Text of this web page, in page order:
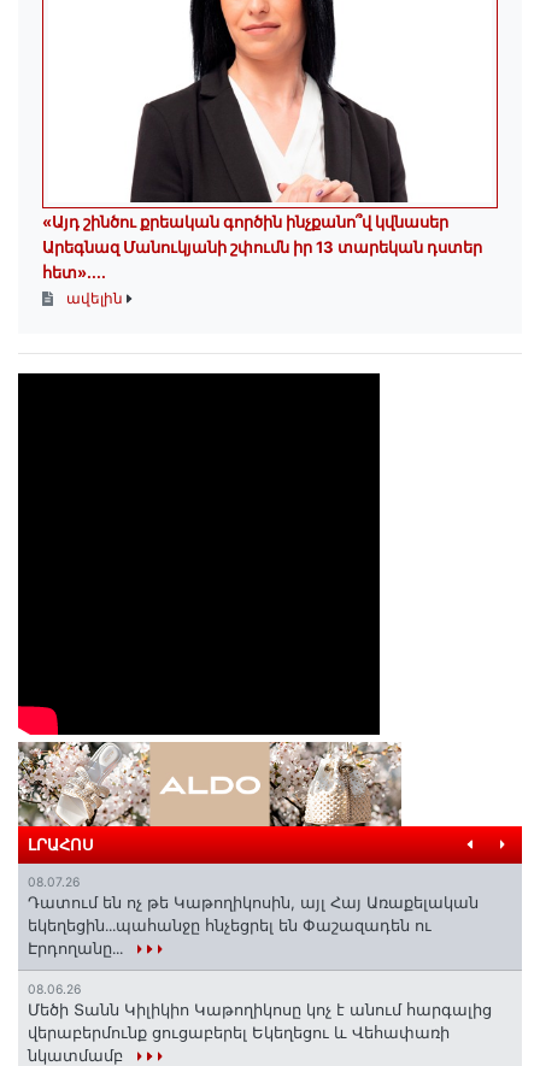
«Այդ շինծու քրեական գործին ինչքանո՞վ կվնասեր
Արեգնազ Մանուկյանի շփումն իր 13 տարեկան դստեր
հետ»․...
ավելին
ԼՐԱՀՈՍ
08.07.26
Դատում են ոչ թե Կաթողիկոսին, այլ Հայ Առաքելական
եկեղեցին․․․պահանջը հնչեցրել են Փաշազադեն ու
Էրդողանը․․․
08.06.26
Մեծի Տանն Կիլիկիո Կաթողիկոսը կոչ է անում հարգալից
վերաբերմունք ցուցաբերել Եկեղեցու և Վեհափառի
նկատմամբ